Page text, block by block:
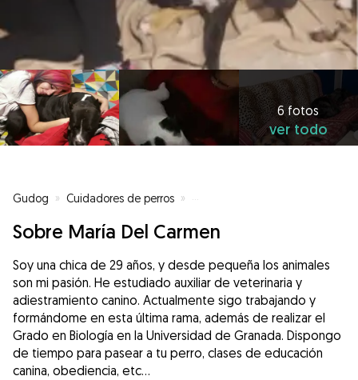
6 fotos
ver todo
Gudog » Cuidadores de perros » Cuidadores de perros en
Sobre María Del Carmen
Soy una chica de 29 años, y desde pequeña los animales
son mi pasión. He estudiado auxiliar de veterinaria y
adiestramiento canino. Actualmente sigo trabajando y
formándome en esta última rama, además de realizar el
Grado en Biología en la Universidad de Granada. Dispongo
de tiempo para pasear a tu perro, clases de educación
canina, obediencia, etc...